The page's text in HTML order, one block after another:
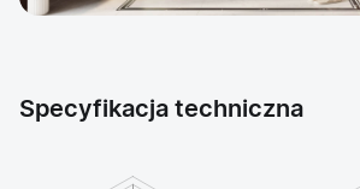
Specyfikacja techniczna